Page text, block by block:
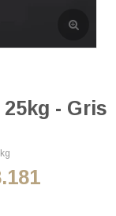
- Gris